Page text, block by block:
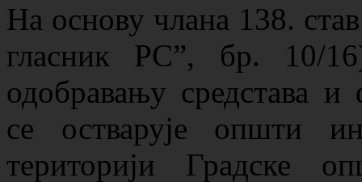
Нa oснoву члaнa 138.
гласник РС”, бр. 10/
одобравању средстава
се остварује општи
територији Градске